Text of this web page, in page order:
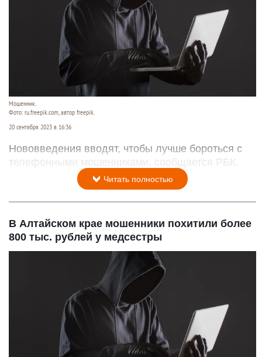
Мошенник.
Фото: ru.freepik.com, автор freepik.
20 сентября 2023 в 16:36
Нововведения вводят, чтобы лучше бороться с
телефонными мошенниками, сообщается РБК.
Читать полностью
В Алтайском крае мошенники похитили более
800 тыс. рублей у медсестры